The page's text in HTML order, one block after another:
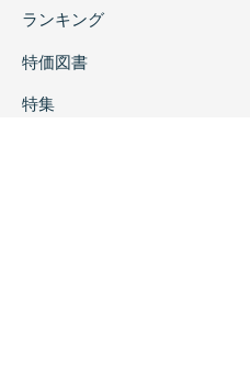
ランキング
特価図書
特集